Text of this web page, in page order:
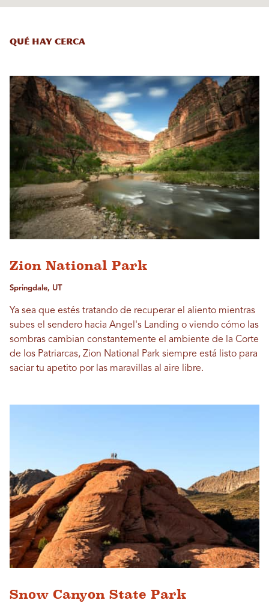
Qué hay cerca
Zion National Park
Springdale, UT
Ya sea que estés tratando de recuperar el aliento mientras
subes el sendero hacia Angel's Landing o viendo cómo las
sombras cambian constantemente el ambiente de la Corte
de los Patriarcas, Zion National Park siempre está listo para
saciar tu apetito por las maravillas al aire libre.
Snow Canyon State Park